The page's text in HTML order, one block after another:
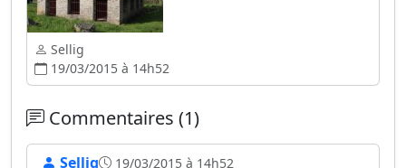
Sellig
19/03/2015 à 14h52
Commentaires (1)
Sellig 19/03/2015 à 14h52